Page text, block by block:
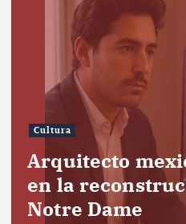
Cultura
Arquitecto
en la
Notre Dame